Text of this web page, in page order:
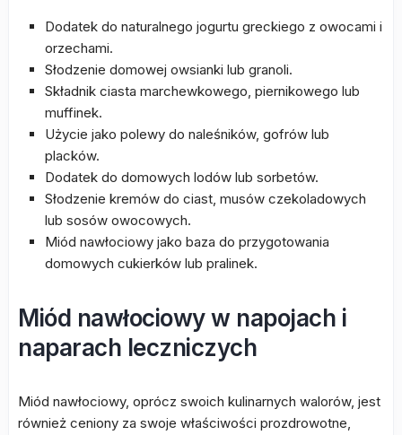
Dodatek do naturalnego jogurtu greckiego z owocami i
orzechami.
Słodzenie domowej owsianki lub granoli.
Składnik ciasta marchewkowego, piernikowego lub
muffinek.
Użycie jako polewy do naleśników, gofrów lub
placków.
Dodatek do domowych lodów lub sorbetów.
Słodzenie kremów do ciast, musów czekoladowych
lub sosów owocowych.
Miód nawłociowy jako baza do przygotowania
domowych cukierków lub pralinek.
Miód nawłociowy w napojach i
naparach leczniczych
Miód nawłociowy, oprócz swoich kulinarnych walorów, jest
również ceniony za swoje właściwości prozdrowotne,